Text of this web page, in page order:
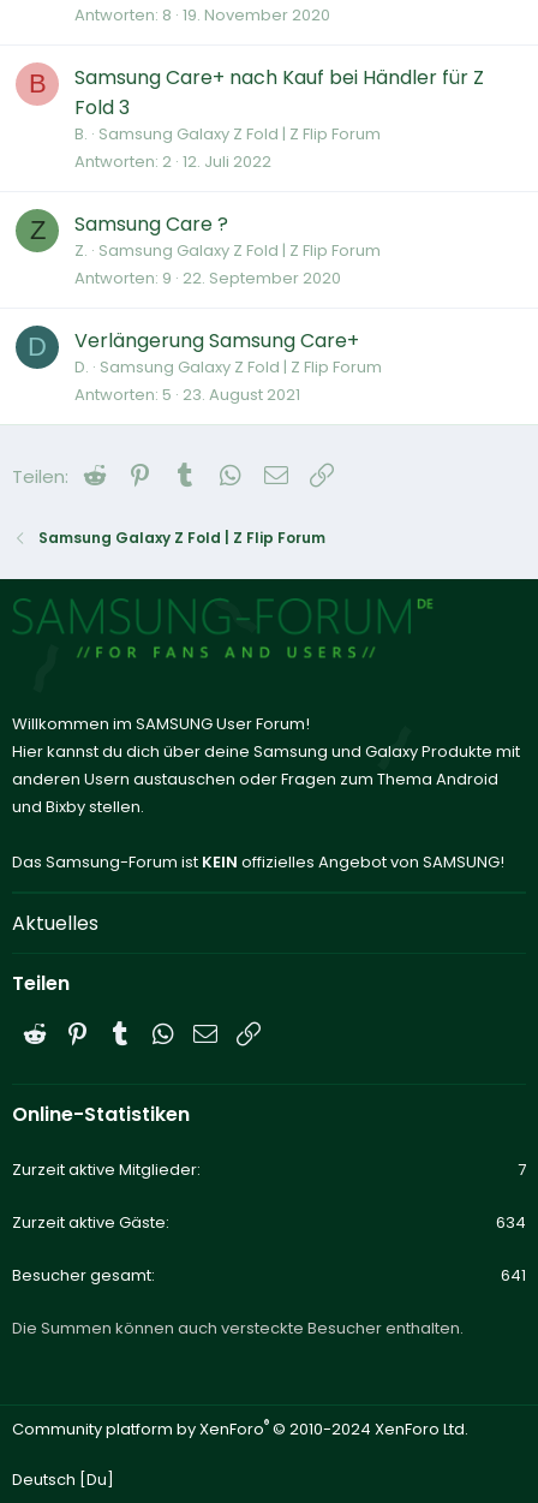
Antworten 8 19. November 2020
B
Samsung Care+ nach Kauf bei Händler für Z
Fold 3
B. Samsung Galaxy Z Fold | Z Flip Forum
Antworten 2 12. Juli 2022
Z Samsung Care ?
Z. Samsung Galaxy Z Fold | Z Flip Forum
Antworten 9 22. September 2020
D Verlängerung Samsung Care+
D. Samsung Galaxy Z Fold | Z Flip Forum
Antworten 5 23. August 2021
Teilen: Reddit Pinterest
Tumblr WhatsApp
E-Mail
Samsung Galaxy Z Fold | Z Flip Forum
Willkommen im SAMSUNG User Forum!
Hier kannst du dich über deine Samsung und Galaxy Produkte mit
anderen Usern austauschen oder Fragen zum Thema Android
und Bixby stellen.
Das Samsung-Forum ist KEIN offizielles Angebot von SAMSUNG!
Aktuelles
Teilen
Reddit PinterestTumblrWhatsApp
E-Mail
Online-Statistiken
Zurzeit aktive Mitglieder 7
Zurzeit aktive Gäste 634
Besucher gesamt 641
Die Summen können auch versteckte Besucher enthalten.
Community platform by XenForo® © 2010-2024 XenForo Ltd.
Deutsch [Du]